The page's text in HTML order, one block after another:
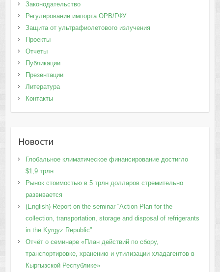
Законодательство
Регулирование импорта ОРВ/ГФУ
Защита от ультрафиолетового излучения
Проекты
Отчеты
Публикации
Презентации
Литература
Контакты
Новости
Глобальное климатическое финансирование достигло
$1,9 трлн
Рынок стоимостью в 5 трлн долларов стремительно
развивается
(English) Report on the seminar “Action Plan for the
collection, transportation, storage and disposal of refrigerants
in the Kyrgyz Republic”
Отчёт о семинаре «План действий по сбору,
транспортировке, хранению и утилизации хладагентов в
Кыргызской Республике»